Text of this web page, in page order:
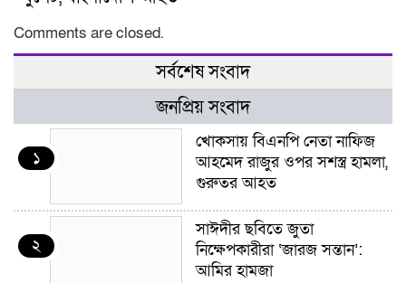
Comments are closed.
সর্বশেষ সংবাদ
জনপ্রিয় সংবাদ
১
খোকসায় বিএনপি নেতা নাফিজ
আহমেদ রাজুর ওপর সশস্ত্র হামলা,
গুরুতর আহত
২
সাঈদীর ছবিতে জুতা
নিক্ষেপকারীরা ‘জারজ সন্তান’:
আমির হামজা